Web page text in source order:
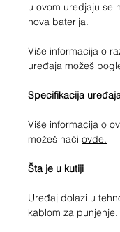
u ovom uredjaju se
nova baterija.
Više informacija o
uređaja možeš
Specifikacija
Više informacija o
možeš naći ovde.
Šta je u kutiji
Uređaj dolazi u
kablom za punjenje.